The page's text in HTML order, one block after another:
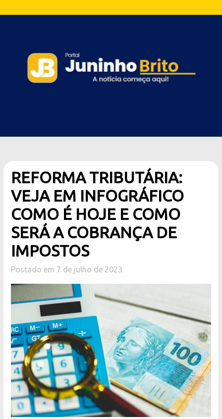
REFORMA TRIBUTÁRIA:
VEJA EM INFOGRÁFICO
COMO É HOJE E COMO
SERÁ A COBRANÇA DE
IMPOSTOS
Postado em 7 de julho de 2023